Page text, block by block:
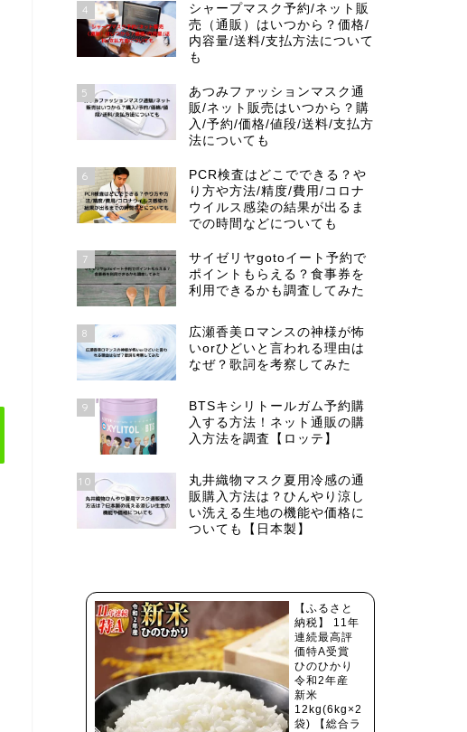
4
シャープマスク予約/ネット販
売（通販）はいつから？価格/
内容量/送料/支払方法について
も
5
あつみファッションマスク通
販/ネット販売はいつから？購
入/予約/価格/値段/送料/支払方
法についても
6
PCR検査はどこでできる？や
り方や方法/精度/費用/コロナ
ウイルス感染の結果が出るま
での時間などについても
7
サイゼリヤgotoイート予約で
ポイントもらえる？食事券を
利用できるかも調査してみた
8
広瀬香美ロマンスの神様が怖
いorひどいと言われる理由は
なぜ？歌詞を考察してみた
9
BTSキシリトールガム予約購
入する方法！ネット通販の購
入方法を調査【ロッテ】
10
丸井織物マスク夏用冷感の通
販購入方法は？ひんやり涼し
い洗える生地の機能や価格に
ついても【日本製】
【ふるさと
納税】 11年
連続最高評
価特A受賞
ひのひかり
令和2年産
新米
12kg(6kg×2
袋) 【総合ラ